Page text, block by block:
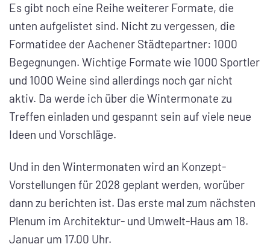
Es gibt noch eine Reihe weiterer Formate, die
unten aufgelistet sind. Nicht zu vergessen, die
Formatidee der Aachener Städtepartner: 1000
Begegnungen. Wichtige Formate wie 1000 Sportler
und 1000 Weine sind allerdings noch gar nicht
aktiv. Da werde ich über die Wintermonate zu
Treffen einladen und gespannt sein auf viele neue
Ideen und Vorschläge.
Und in den Wintermonaten wird an Konzept-
Vorstellungen für 2028 geplant werden, worüber
dann zu berichten ist. Das erste mal zum nächsten
Plenum im Architektur- und Umwelt-Haus am 18.
Januar um 17.00 Uhr.